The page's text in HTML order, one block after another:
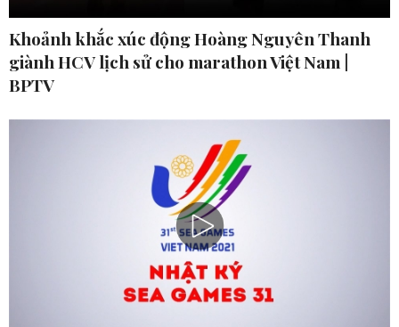
Khoảnh khắc xúc động Hoàng Nguyên Thanh
giành HCV lịch sử cho marathon Việt Nam |
BPTV